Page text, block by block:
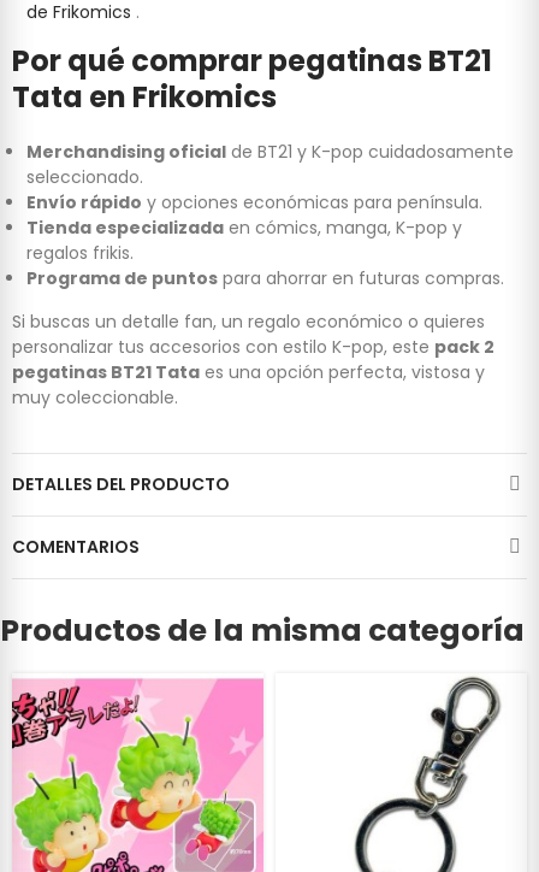
de Frikomics .
Por qué comprar pegatinas BT21
Tata en Frikomics
Merchandising oficial de BT21 y K-pop cuidadosamente
seleccionado.
Envío rápido y opciones económicas para península.
Tienda especializada en cómics, manga, K-pop y
regalos frikis.
Programa de puntos para ahorrar en futuras compras.
Si buscas un detalle fan, un regalo económico o quieres
personalizar tus accesorios con estilo K-pop, este pack 2
pegatinas BT21 Tata es una opción perfecta, vistosa y
muy coleccionable.
DETALLES DEL PRODUCTO
COMENTARIOS
Productos de la misma categoría